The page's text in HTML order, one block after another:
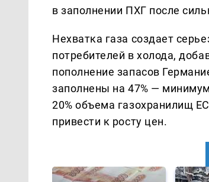
в заполнении ПХГ после
Нехватка газа создает
потребителей в холода,
пополнение запасов
заполнены на 47% —
20% объема газохранилищ
привести к росту цен.